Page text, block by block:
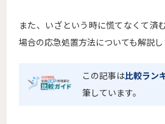
また、いざという時に慌てなくて済
場合の応急処置方法についても解説し
この記事は比較ラン
筆しています。